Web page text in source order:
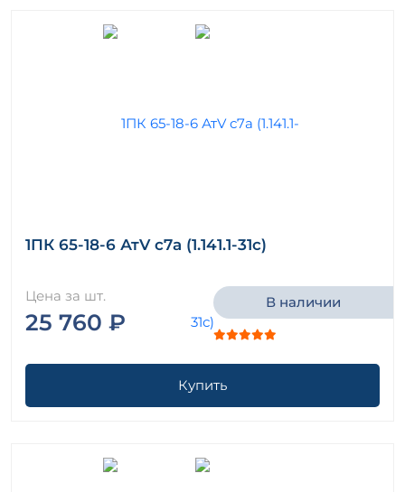
1ПК 65-18-6 АтV с7а (1.141.1-31с)
Цена за шт.
25 760 ₽
В наличии
Купить